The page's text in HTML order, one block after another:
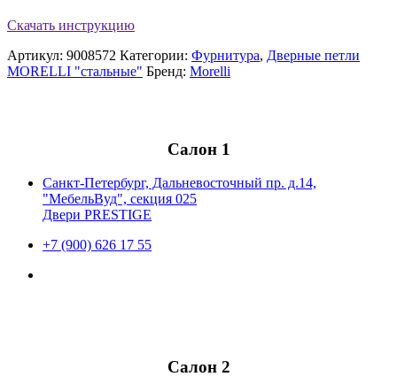
Скачать инструкцию
Артикул: 9008572 Категории: Фурнитура, Дверные петли
MORELLI "стальные" Бренд: Morelli
Салон 1
Санкт-Петербург, Дальневосточный пр. д.14,
"МебельВуд", секция 025
Двери PRESTIGE
+7 (900) 626 17 55
Салон 2